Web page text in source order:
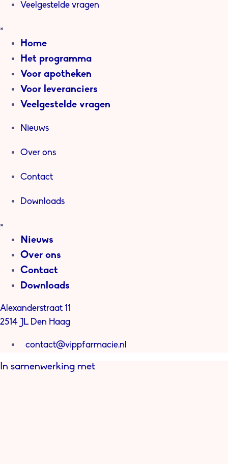
Veelgestelde vragen
×
Home
Het programma
Voor apotheken
Voor leveranciers
Veelgestelde vragen
Nieuws
Over ons
Contact
Downloads
×
Nieuws
Over ons
Contact
Downloads
Alexanderstraat 11
2514 JL Den Haag
contact@vippfarmacie.nl
In samenwerking met